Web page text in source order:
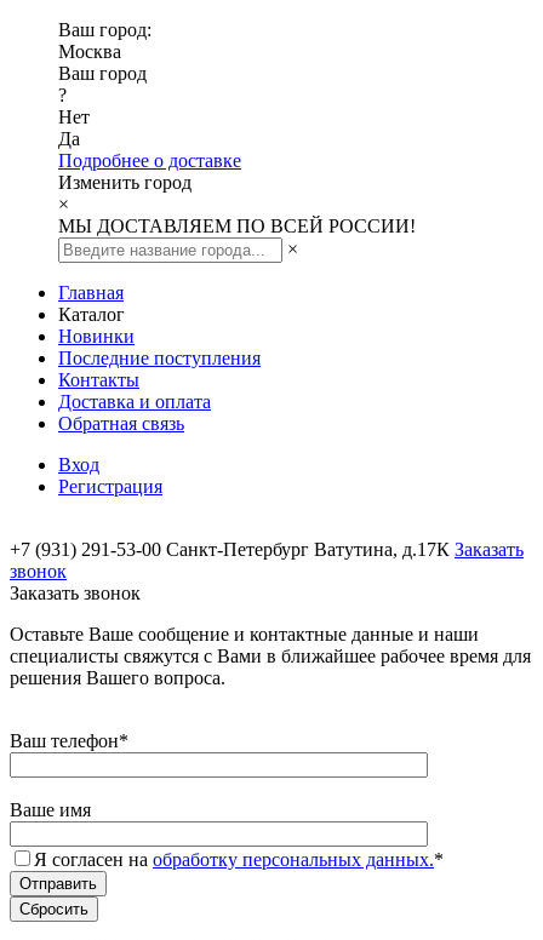
Ваш город:
Москва
Ваш город
?
Нет
Да
Подробнее о доставке
Изменить город
×
МЫ ДОСТАВЛЯЕМ ПО ВСЕЙ РОССИИ!
×
Главная
Каталог
Новинки
Последние поступления
Контакты
Доставка и оплата
Обратная связь
Вход
Регистрация
+7 (931) 291-53-00 Санкт-Петербург Ватутина, д.17К Заказать
звонок
Заказать звонок
Оставьте Ваше сообщение и контактные данные и наши
специалисты свяжутся с Вами в ближайшее рабочее время для
решения Вашего вопроса.
Ваш телефон*
Ваше имя
Я согласен на обработку персональных данных.*